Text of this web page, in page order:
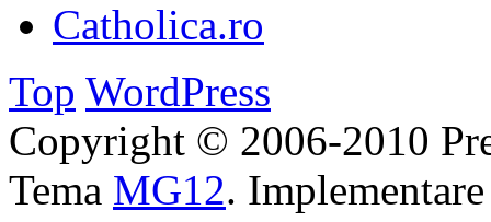
Catholica.ro
Top WordPress
Copyright © 2006-2010
Tema MG12.